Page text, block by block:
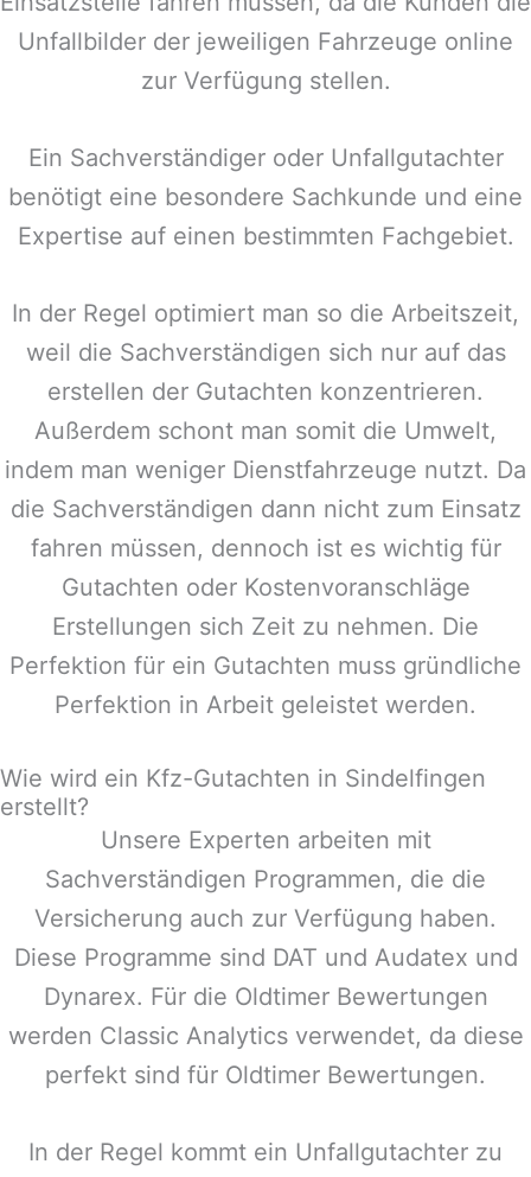
Unfallbilder der jeweiligen Fahrzeuge online
zur Verfügung stellen.
Ein Sachverständiger oder Unfallgutachter
benötigt eine besondere Sachkunde und eine
Expertise auf einen bestimmten Fachgebiet.
In der Regel optimiert man so die Arbeitszeit,
weil die Sachverständigen sich nur auf das
erstellen der Gutachten konzentrieren.
Außerdem schont man somit die Umwelt,
indem man weniger Dienstfahrzeuge nutzt. Da
die Sachverständigen dann nicht zum Einsatz
fahren müssen, dennoch ist es wichtig für
Gutachten oder Kostenvoranschläge
Erstellungen sich Zeit zu nehmen. Die
Perfektion für ein Gutachten muss gründliche
Perfektion in Arbeit geleistet werden.
Wie wird ein Kfz-Gutachten in Sindelfingen
erstellt?
Unsere Experten arbeiten mit
Sachverständigen Programmen, die die
Versicherung auch zur Verfügung haben.
Diese Programme sind DAT und Audatex und
Dynarex. Für die Oldtimer Bewertungen
werden Classic Analytics verwendet, da diese
perfekt sind für Oldtimer Bewertungen.
In der Regel kommt ein Unfallgutachter zu